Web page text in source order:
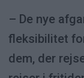
– De nye
fleksibilitet
dem, der